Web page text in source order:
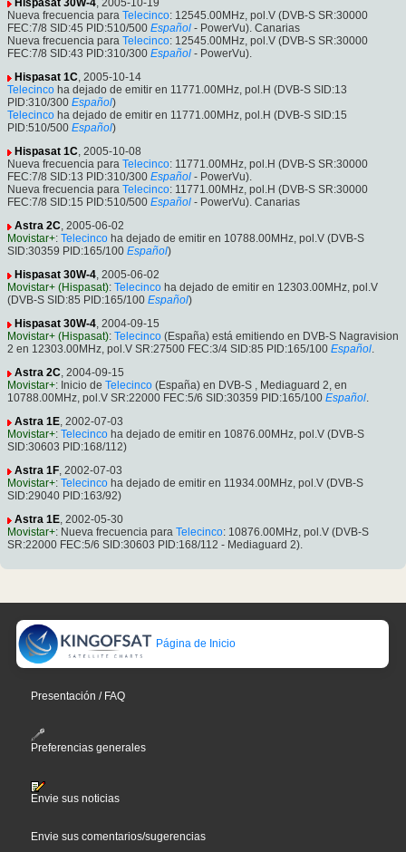
Hispasat 30W-4, 2005-10-19
Nueva frecuencia para Telecinco: 12545.00MHz, pol.V (DVB-S SR:30000
FEC:7/8 SID:45 PID:510/500 Español - PowerVu). Canarias
Nueva frecuencia para Telecinco: 12545.00MHz, pol.V (DVB-S SR:30000
FEC:7/8 SID:43 PID:310/300 Español - PowerVu).
Hispasat 1C, 2005-10-14
Telecinco ha dejado de emitir en 11771.00MHz, pol.H (DVB-S SID:13
PID:310/300 Español)
Telecinco ha dejado de emitir en 11771.00MHz, pol.H (DVB-S SID:15
PID:510/500 Español)
Hispasat 1C, 2005-10-08
Nueva frecuencia para Telecinco: 11771.00MHz, pol.H (DVB-S SR:30000
FEC:7/8 SID:13 PID:310/300 Español - PowerVu).
Nueva frecuencia para Telecinco: 11771.00MHz, pol.H (DVB-S SR:30000
FEC:7/8 SID:15 PID:510/500 Español - PowerVu). Canarias
Astra 2C, 2005-06-02
Movistar+: Telecinco ha dejado de emitir en 10788.00MHz, pol.V (DVB-S
SID:30359 PID:165/100 Español)
Hispasat 30W-4, 2005-06-02
Movistar+ (Hispasat): Telecinco ha dejado de emitir en 12303.00MHz, pol.V
(DVB-S SID:85 PID:165/100 Español)
Hispasat 30W-4, 2004-09-15
Movistar+ (Hispasat): Telecinco (España) está emitiendo en DVB-S Nagravision
2 en 12303.00MHz, pol.V SR:27500 FEC:3/4 SID:85 PID:165/100 Español.
Astra 2C, 2004-09-15
Movistar+: Inicio de Telecinco (España) en DVB-S , Mediaguard 2, en
10788.00MHz, pol.V SR:22000 FEC:5/6 SID:30359 PID:165/100 Español.
Astra 1E, 2002-07-03
Movistar+: Telecinco ha dejado de emitir en 10876.00MHz, pol.V (DVB-S
SID:30603 PID:168/112)
Astra 1F, 2002-07-03
Movistar+: Telecinco ha dejado de emitir en 11934.00MHz, pol.V (DVB-S
SID:29040 PID:163/92)
Astra 1E, 2002-05-30
Movistar+: Nueva frecuencia para Telecinco: 10876.00MHz, pol.V (DVB-S
SR:22000 FEC:5/6 SID:30603 PID:168/112 - Mediaguard 2).
Página de Inicio
Presentación / FAQ
Preferencias generales
Envie sus noticias
Envie sus comentarios/sugerencias